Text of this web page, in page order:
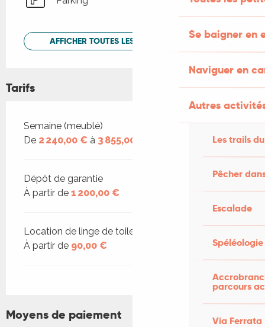
Se baigner en
Naviguer en
Autres
Les trails
Pêcher
Escalade
Spéléologie
parcours
Via Ferrata
AFFICHER TOUTES LES PRESTATIONS
Tarifs
Tarifs 2026
Semaine (meublé)
De 2 240,00 € à 3 855,00 €
Dépôt de garantie
À partir de 1 200,00 €
Location de linge de toilette
À partir de 90,00 €
Moyens de paiement